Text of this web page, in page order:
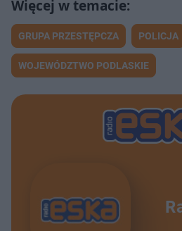
GRUPA PRZESTĘPCZA POLICJA
WOJEWÓDZTWO PODLASKIE